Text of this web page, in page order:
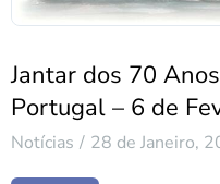
Jantar dos 70
Portugal – 6 de
Notícias 28 de Janeiro,